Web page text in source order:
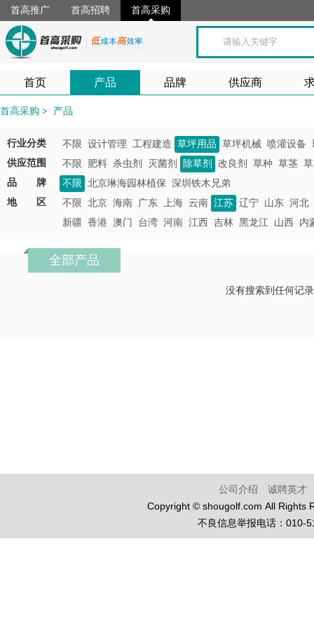
首高推广 首高招聘 首高采购
首页 产品 品牌 供应商
首高采购 > 产品
行业分类 不限 设计管理 工程建造 草坪用品 草坪机械 喷灌设备
供应范围
不限 肥料 杀虫剂 灭菌剂 除草剂 改良剂 草种 草茎
品 牌
不限 北京琳海园林植保 深圳铁木兄弟
地 区
不限 北京 海南 广东 上海 云南 江苏 辽宁 山东 河北
新疆 香港 澳门 台湾 河南 江西 吉林 黑龙江 山西 内
全部产品
没有搜索到任何记录
公司介绍
诚聘英才
Copyright © shougolf.com All Rights
不良信息举报电话：010-